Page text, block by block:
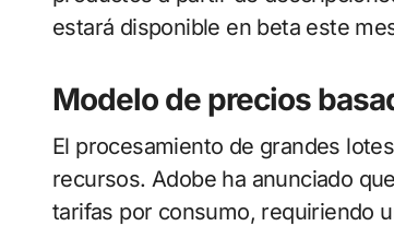
estará disponible en beta este
Modelo de precios
El procesamiento de grandes
recursos. Adobe ha anunciado
tarifas por consumo, requiriendo